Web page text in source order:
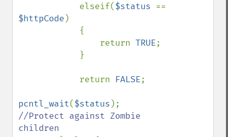
            elseif(
$status
$httpCode )
                return
TRUE;
            return
FALSE;
pcntl_wait($status
//Protect against Zombie
children